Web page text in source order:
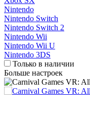
Nintendo
Nintendo Switch
Nintendo Switch 2
Nintendo Wii
Nintendo Wii U
Nintendo 3DS
Только в наличии
Больше настроек